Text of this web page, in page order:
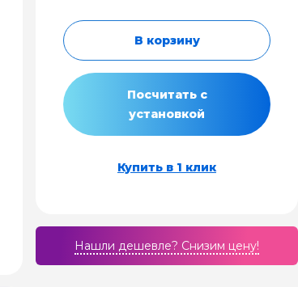
В корзину
Посчитать с
установкой
Купить в 1 клик
Нашли дешевле? Cнизим цену!